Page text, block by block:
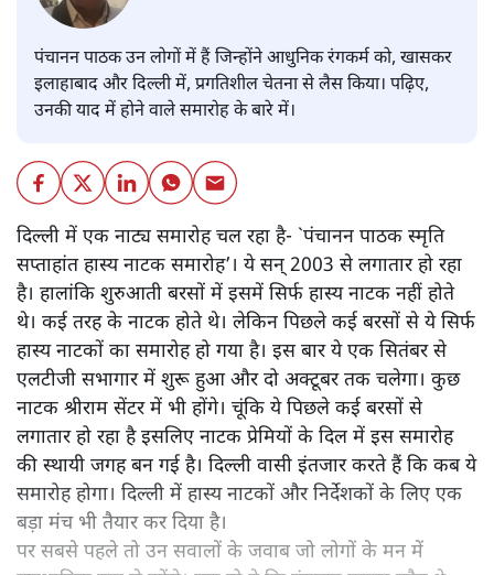
पंचानन पाठक उन लोगों में हैं जिन्होंने आधुनिक रंगकर्म को, खासकर
इलाहाबाद और दिल्ली में, प्रगतिशील चेतना से लैस किया। पढ़िए,
उनकी याद में होने वाले समारोह के बारे में।
दिल्ली में एक नाट्य समारोह चल रहा है- `पंचानन पाठक स्मृति
सप्ताहांत हास्य नाटक समारोह’। ये सन् 2003 से लगातार हो रहा
है। हालांकि शुरुआती बरसों में इसमें सिर्फ हास्य नाटक नहीं होते
थे। कई तरह के नाटक होते थे। लेकिन पिछले कई बरसों से ये सिर्फ
हास्य नाटकों का समारोह हो गया है। इस बार ये एक सितंबर से
एलटीजी सभागार में शुरू हुआ और दो अक्टूबर तक चलेगा। कुछ
नाटक श्रीराम सेंटर में भी होंगे। चूंकि ये पिछले कई बरसों से
लगातार हो रहा है इसलिए नाटक प्रेमियों के दिल में इस समारोह
की स्थायी जगह बन गई है। दिल्ली वासी इंतजार करते हैं कि कब ये
समारोह होगा। दिल्ली में हास्य नाटकों और निर्देशकों के लिए एक
बड़ा मंच भी तैयार कर दिया है।
पर सबसे पहले तो उन सवालों के जवाब जो लोगों के मन में